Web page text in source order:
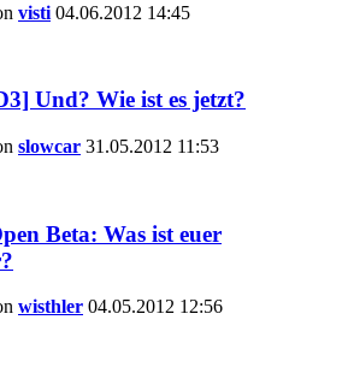
visti 04.06.2012 14:45
Und? Wie ist es jetzt?
slowcar 31.05.2012 11:53
Beta: Was ist euer
wisthler 04.05.2012 12:56